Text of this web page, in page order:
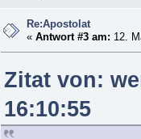
Re:Apostolat
«Antwort #3 am: 12.
Zitat von:
16:10:55